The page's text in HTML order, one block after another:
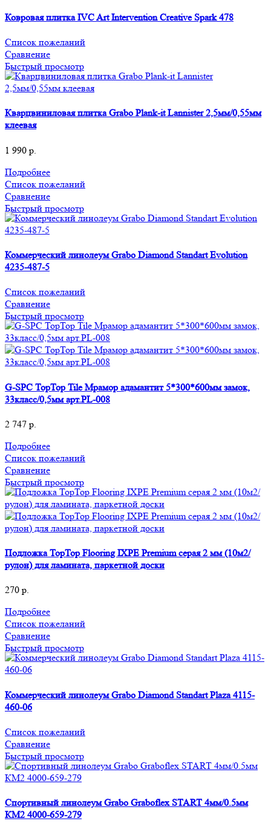
Ковровая плитка IVC Art Intervention Creative Spark 478
Список пожеланий
Сравнение
Быстрый просмотр
Кварцвиниловая плитка Grabo Plank-it Lannister 2,5мм/0,55мм
клеевая
1 990 р.
Подробнее
Список пожеланий
Сравнение
Быстрый просмотр
Коммерческий линолеум Grabo Diamond Standart Evolution
4235-487-5
Список пожеланий
Сравнение
Быстрый просмотр
G-SPC TopTop Tile Мрамор адамантит 5*300*600мм замок,
33класс/0,5мм арт.PL-008
2 747 р.
Подробнее
Список пожеланий
Сравнение
Быстрый просмотр
Подложка TopTop Flooring IXPE Premium серая 2 мм (10м2/
рулон) для ламината, паркетной доски
270 р.
Подробнее
Список пожеланий
Сравнение
Быстрый просмотр
Коммерческий линолеум Grabo Diamond Standart Plaza 4115-
460-06
Список пожеланий
Сравнение
Быстрый просмотр
Спортивный линолеум Grabo Graboflex START 4мм/0.5мм
КМ2 4000-659-279